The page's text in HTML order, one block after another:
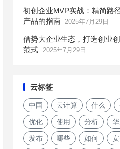
初创企业MVP实战：精简路
产品的指南 2025年7月29日
借势大企业生态，打造创业
范式 2025年7月29日
云标签
中国 云计算 什么
优化 使用 分析
发布 哪些 如何